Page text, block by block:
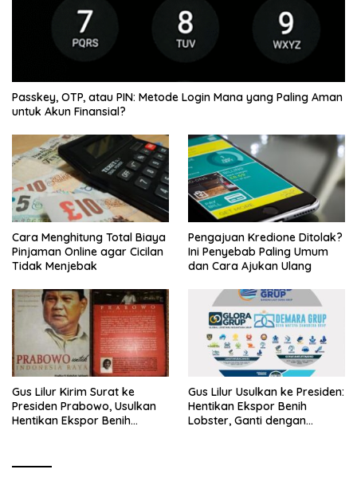
Passkey, OTP, atau PIN: Metode Login Mana yang Paling Aman
untuk Akun Finansial?
Cara Menghitung Total Biaya
Pinjaman Online agar Cicilan
Tidak Menjebak
Pengajuan Kredione Ditolak?
Ini Penyebab Paling Umum
dan Cara Ajukan Ulang
Gus Lilur Kirim Surat ke
Presiden Prabowo, Usulkan
Hentikan Ekspor Benih
Gus Lilur Usulkan ke Presiden:
Hentikan Ekspor Benih
Lobster, Ganti dengan